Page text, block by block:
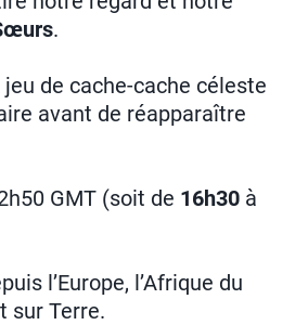
.
de cache-cache céleste
avant de réapparaître
GMT (soit de 16h30 à
l’Europe, l’Afrique du
sur Terre.